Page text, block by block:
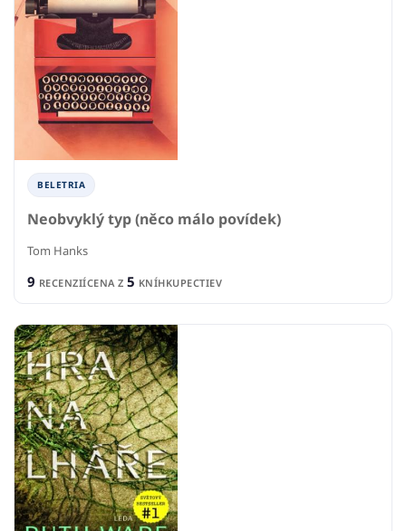
BELETRIA
Neobvyklý typ (něco málo povídek)
Tom Hanks
9 RECENZIÍCENA Z 5 KNÍHKUPECTIEV